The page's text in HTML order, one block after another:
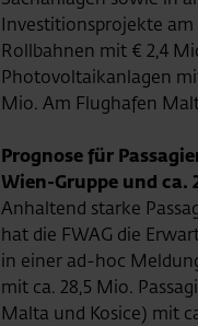
Investitionsprojekte
Rollbahnen mit € 2,4
Photovoltaikanlagen
Mio. Am Flughafen
Prognose für
Wien-Gruppe und ca.
Anhaltend starke
hat die FWAG die
in einer ad-hoc
mit ca. 28,5 Mio.
Malta und Kosice) mit